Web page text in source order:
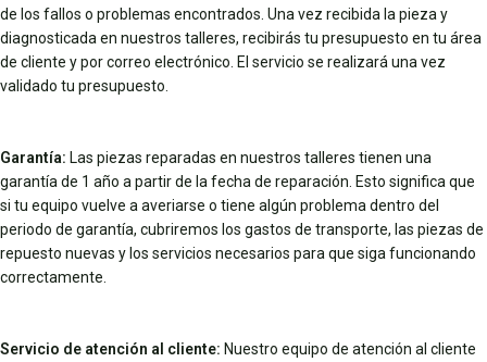
de los fallos o problemas encontrados. Una vez recibida la pieza y
diagnosticada en nuestros talleres, recibirás tu presupuesto en tu área
de cliente y por correo electrónico. El servicio se realizará una vez
validado tu presupuesto.
Garantía: Las piezas reparadas en nuestros talleres tienen una
garantía de 1 año a partir de la fecha de reparación. Esto significa que
si tu equipo vuelve a averiarse o tiene algún problema dentro del
periodo de garantía, cubriremos los gastos de transporte, las piezas de
repuesto nuevas y los servicios necesarios para que siga funcionando
correctamente.
Servicio de atención al cliente: Nuestro equipo de atención al cliente